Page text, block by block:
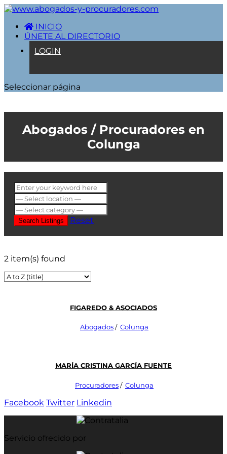
INICIO
ÚNETE AL DIRECTORIO
LOGIN
Seleccionar página
Colunga
Search Listings Reset
2 item(s) found
Figaredo & Asociados
Abogados/ Colunga
María Cristina García Fuente
Procuradores/ Colunga
Facebook Twitter Linkedin
Servicio ofrecido por